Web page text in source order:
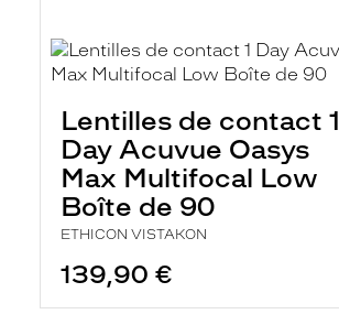
Lentilles de contact 1
Day Acuvue Oasys
Max Multifocal Low
Boîte de 90
ETHICON VISTAKON
139,90 €